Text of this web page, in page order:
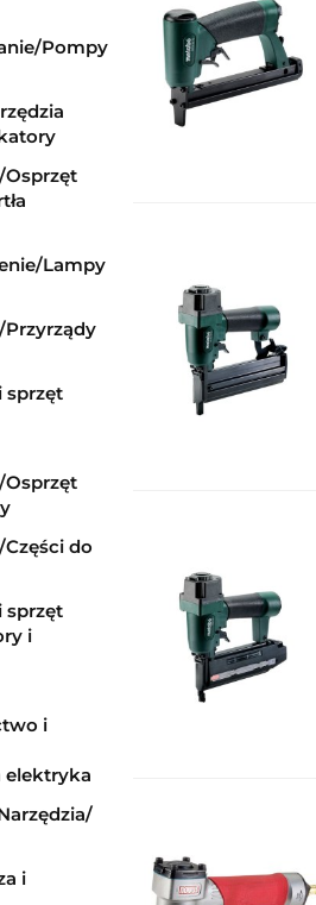
Pompy
Osprzęt
Lampy
sprzęt
Osprzęt
do
sprzęt
i
i
elektryka
i